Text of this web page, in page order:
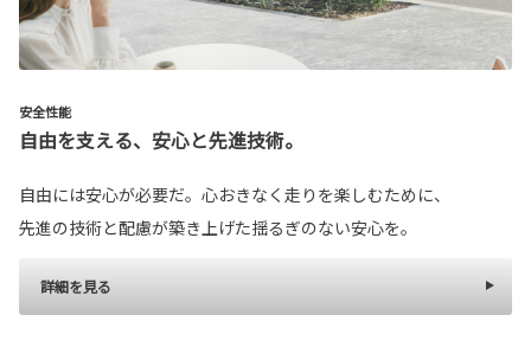
安全性能
自由を支える、安心と先進技術。
自由には安心が必要だ。心おきなく走りを楽しむために、
先進の技術と配慮が築き上げた揺るぎのない安心を。
詳細を見る